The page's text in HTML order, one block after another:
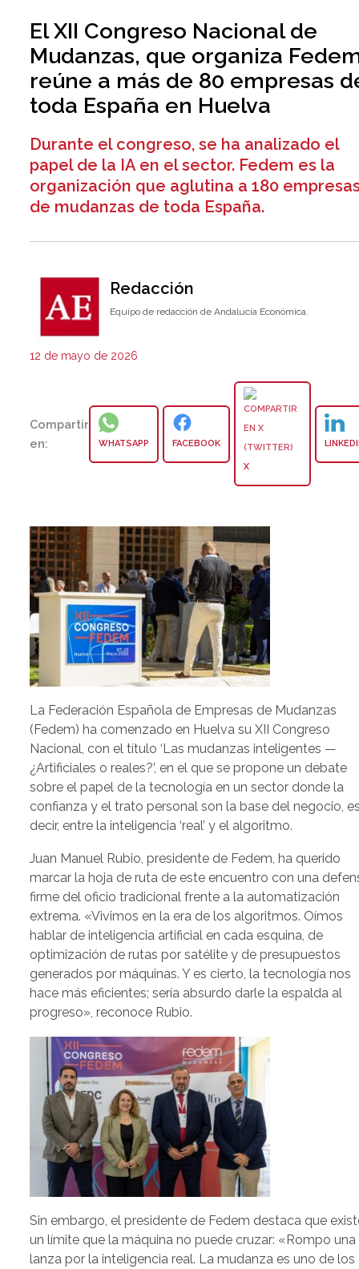
El XII Congreso Nacional de
Mudanzas, que organiza
reúne a más de 80 empresas
toda España en Huelva
Durante el congreso, se ha analizado el
papel de la IA en el sector. Fedem es la
organización que aglutina a 180
de mudanzas de toda España.
Redacción
Equipo de redacción de Andalucía Económica.
12 de mayo de 2026
Compartir
en:
WHATSAPP FACEBOOK
X
La Federación Española de Empresas de Mudanzas
(Fedem) ha comenzado en Huelva su XII Congreso
Nacional, con el título ‘Las mudanzas inteligentes —
¿Artificiales o reales?’, en el que se propone un debate
sobre el papel de la tecnología en un sector donde la
confianza y el trato personal son la base del negocio,
decir, entre la inteligencia ‘real’ y el algoritmo.
Juan Manuel Rubio, presidente de Fedem, ha querido
marcar la hoja de ruta de este encuentro con una
firme del oficio tradicional frente a la automatización
extrema. «Vivimos en la era de los algoritmos. Oímos
hablar de inteligencia artificial en cada esquina, de
optimización de rutas por satélite y de presupuestos
generados por máquinas. Y es cierto, la tecnología nos
hace más eficientes; sería absurdo darle la espalda al
progreso», reconoce Rubio.
Sin embargo, el presidente de Fedem destaca que
un límite que la máquina no puede cruzar: «Rompo una
lanza por la inteligencia real. La mudanza es uno de los